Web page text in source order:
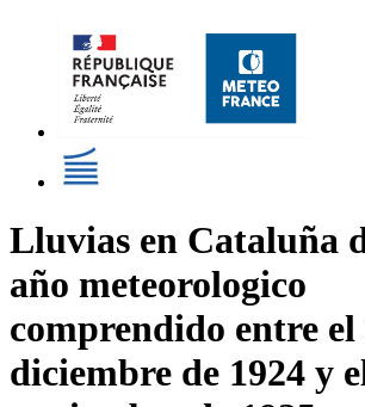
Lluvias en Cataluña
año meteorologico
comprendido entre el
diciembre de 1924 y